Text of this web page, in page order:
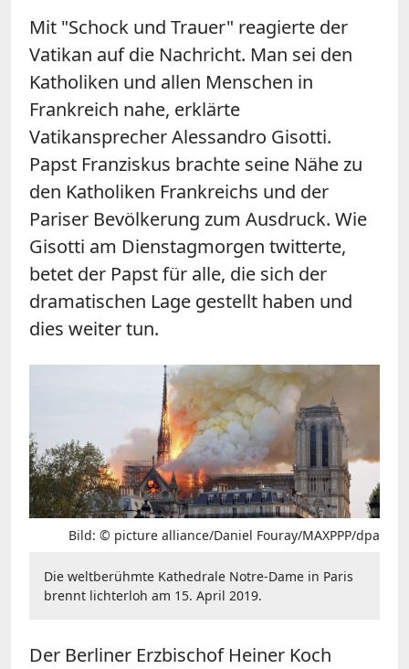
Mit "Schock und Trauer" reagierte der
Vatikan auf die Nachricht. Man sei den
Katholiken und allen Menschen in
Frankreich nahe, erklärte
Vatikansprecher Alessandro Gisotti.
Papst Franziskus brachte seine Nähe zu
den Katholiken Frankreichs und der
Pariser Bevölkerung zum Ausdruck. Wie
Gisotti am Dienstagmorgen twitterte,
betet der Papst für alle, die sich der
dramatischen Lage gestellt haben und
dies weiter tun.
Bild: © picture alliance/Daniel Fouray/MAXPPP/dpa
Die weltberühmte Kathedrale Notre-Dame in Paris
brennt lichterloh am 15. April 2019.
Der Berliner Erzbischof Heiner Koch